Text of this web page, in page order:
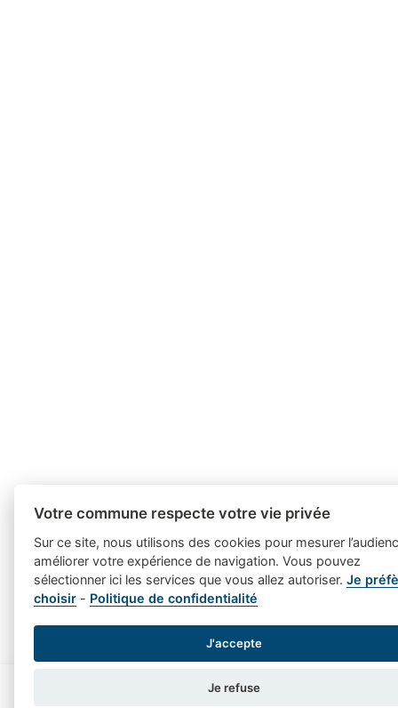
Votre commune respecte votre vie privée
Sur ce site, nous utilisons des cookies pour mesurer
améliorer votre expérience de navigation. Vous pouvez
sélectionner ici les services que vous allez autoriser.Je
choisir - Politique de confidentialité
J'accepte
Je refuse